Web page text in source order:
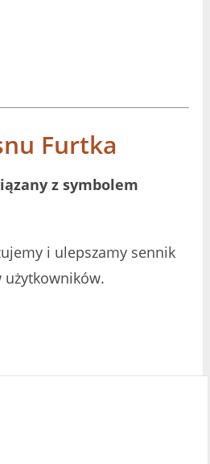
Furtka
z symbolem
i ulepszamy sennik